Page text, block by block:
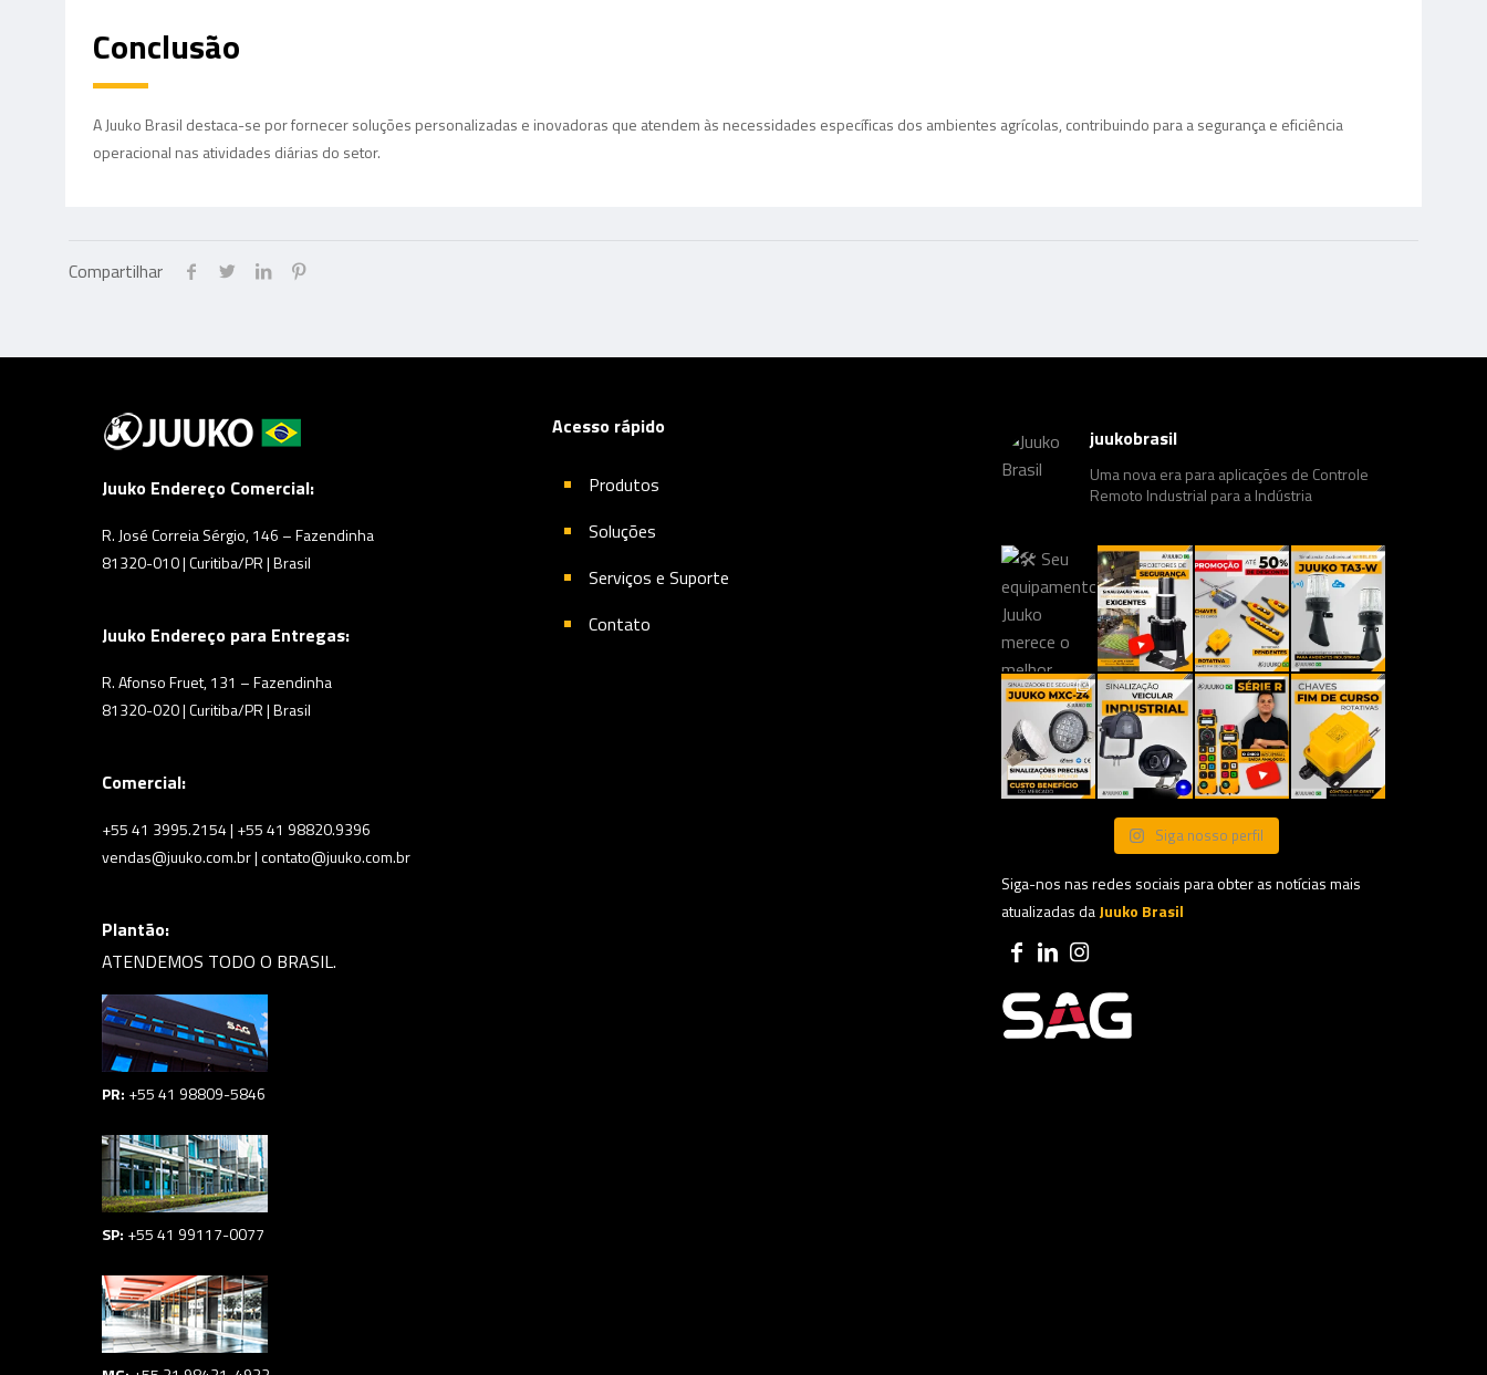
Conclusão
A Juuko Brasil destaca-se por fornecer soluções personalizadas e inovadoras que atendem às necessidades específicas dos ambientes agrícolas, contribuindo para a segurança e eficiência
operacional nas atividades diárias do setor.
Compartilhar
Juuko Endereço Comercial:
R. José Correia Sérgio, 146 – Fazendinha
81320-010 | Curitiba/PR | Brasil
Juuko Endereço para Entregas:
R. Afonso Fruet, 131 – Fazendinha
81320-020 | Curitiba/PR | Brasil
Comercial:
+55 41 3995.2154 | +55 41 98820.9396
vendas@juuko.com.br | contato@juuko.com.br
Plantão:
ATENDEMOS TODO O BRASIL.
PR: +55 41 98809-5846
SP: +55 41 99117-0077
Acesso rápido
Produtos
Soluções
Serviços e Suporte
Contato
juukobrasil
Uma nova era para aplicações de Controle
Remoto Industrial para a Indústria
Siga nosso perfil
Siga-nos nas redes sociais para obter as notícias mais
atualizadas daJuuko Brasil